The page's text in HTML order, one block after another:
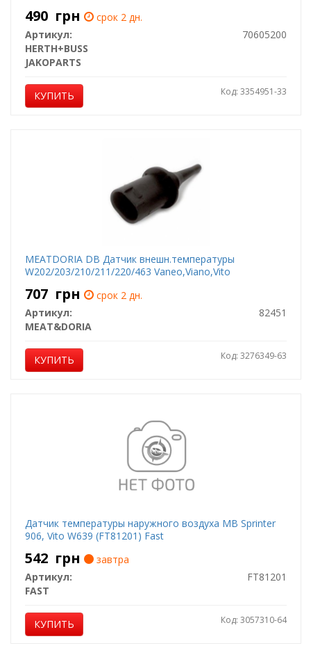
490 грн
срок 2 дн.
Артикул:
70605200
HERTH+BUSS
JAKOPARTS
КУПИТЬ Код: 3354951-33
MEATDORIA DB Датчик внешн.температуры
W202/203/210/211/220/463 Vaneo,Viano,Vito
707 грн
срок 2 дн.
Артикул:
82451
MEAT&DORIA
КУПИТЬ Код: 3276349-63
Датчик температуры наружного воздуха MB Sprinter
906, Vito W639 (FT81201) Fast
542 грн
завтра
Артикул:
FT81201
FAST
КУПИТЬ Код: 3057310-64